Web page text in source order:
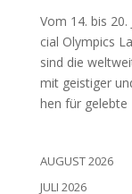
Vom 14. bis
cial Olym­pics
sind die
mit geis­ti­ger
hen für geleb­te
AUGUST 2026
JULI 2026